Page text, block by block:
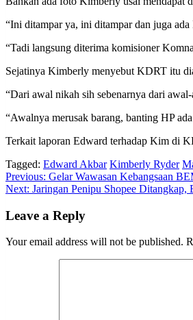
“Ini ditampar ya, ini ditampar dan juga
“Tadi langsung diterima komisioner
Sejatinya Kimberly menyebut KDRT itu
“Dari awal nikah sih sebenarnya dari
“Awalnya merusak barang, banting HP
Terkait laporan Edward terhadap Kim di
Tagged: Edward Akbar Kimberly Ryder
Post
navigation
Previous: Gelar Wawasan Kebangsaan
Next: Jaringan Penipu Shopee Ditangkap,
Leave a Reply
Your email address will not be published.